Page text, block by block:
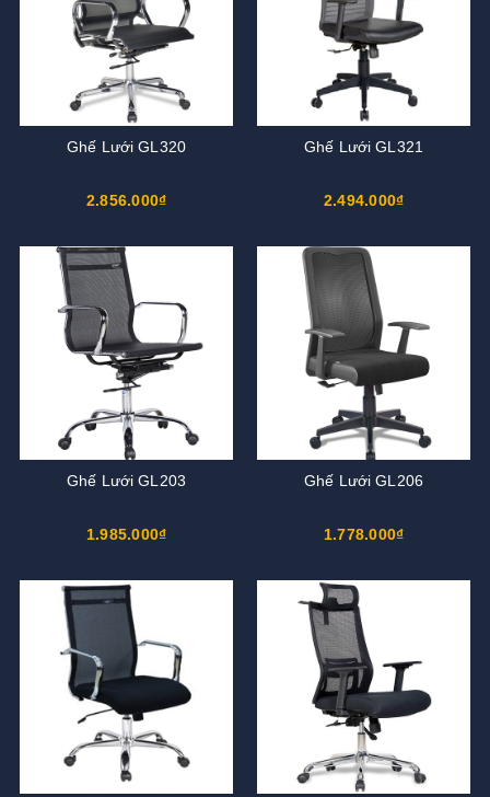
Ghế Lưới GL320
2.856.000₫
Ghế Lưới GL321
2.494.000₫
Ghế Lưới GL203
1.985.000₫
Ghế Lưới GL206
1.778.000₫